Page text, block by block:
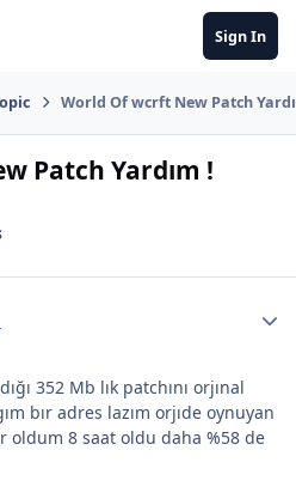
Sign In
World Of wcrft New Patch
Patch Yardım !
352 Mb lık patchını orjınal
bır adres lazım orjıde oynuyan
oldum 8 saat oldu daha %58 de